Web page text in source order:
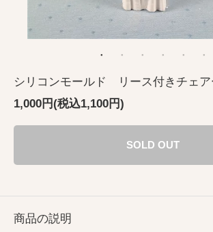
シリコンモールド リース付きチェア
1,000円(税込1,100円)
SOLD OUT
商品の説明